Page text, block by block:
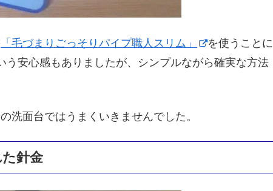
「毛づまりごっそりパイプ職人スリム」
を使うことに
う安心感もありましたが、シンプルながら確実な方法
洗面台ではうまくいきませんでした。
針金